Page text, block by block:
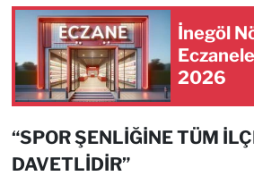
İnegöl
2026
“SPOR ŞENLİĞİNE TÜM
DAVETLİDİR”